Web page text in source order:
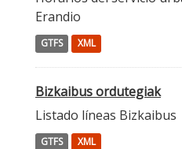
Erandio
GTFS XML
Bizkaibus ordutegiak
Listado líneas Bizkaibus
GTFS XML